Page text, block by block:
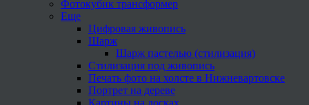
Фотокубик трансформер
Еще
Цифровая живопись
Шарж
Шарж пастелью (стилизация)
Стилизация под живопись
Печать фото на холсте в Нижневартовске
Портрет на дереве
Картины на досках